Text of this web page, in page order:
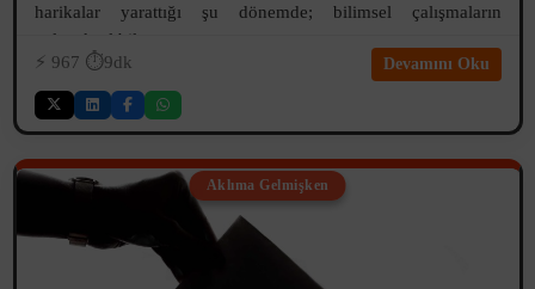
harikalar yarattığı şu dönemde; bilimsel çalışmaların
geleneksel bile ...
⚡️ 967 ⏱️9dk Devamını Oku
Aklıma Gelmişken